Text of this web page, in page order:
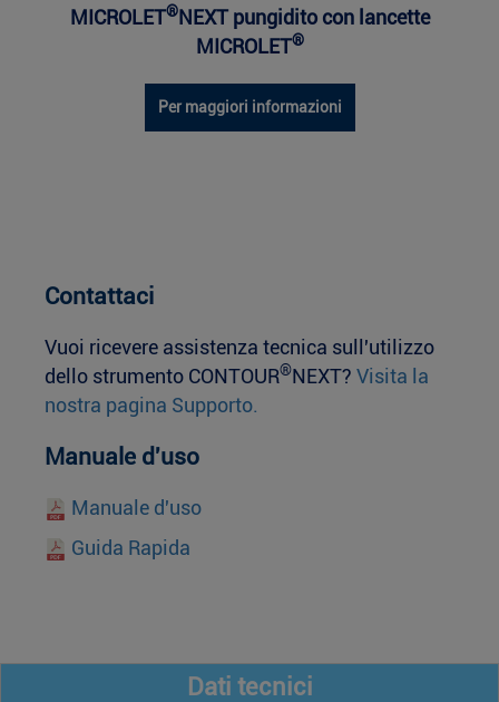
MICROLET®NEXT pungidito con lancette
MICROLET®
Per maggiori informazioni
Contattaci
Vuoi ricevere assistenza tecnica sull'utilizzo
dello strumento CONTOUR®NEXT? Visita la
nostra pagina Supporto.
Manuale d'uso
Manuale d'uso
Guida Rapida
Dati tecnici